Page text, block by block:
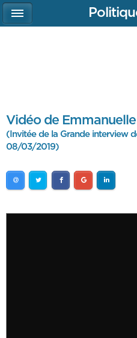
Vidéo de
(Invitée de la Grande interview
08/03/2019)